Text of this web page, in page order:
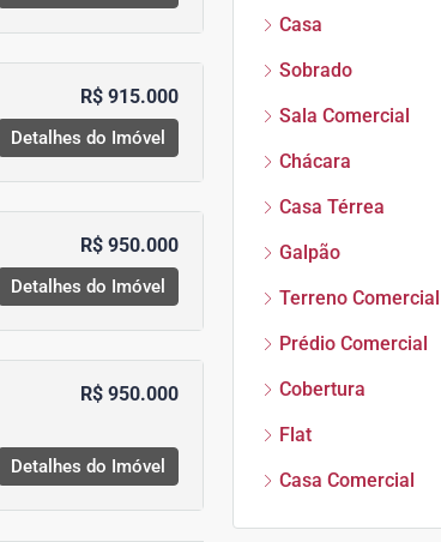
R$ 915.000
Detalhes do Imóvel
R$ 950.000
Detalhes do Imóvel
R$ 950.000
Detalhes do Imóvel
Casa
Sobrado
Sala Comercial
Chácara
Casa Térrea
Galpão
Terreno Comercial
Prédio Comercial
Cobertura
Flat
Casa Comercial